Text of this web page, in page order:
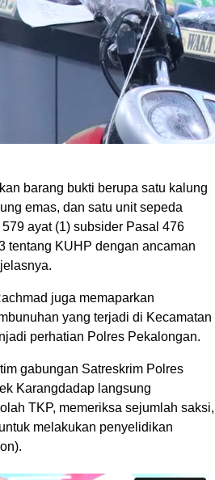
barang bukti berupa satu kalung
emas, dan satu unit sepeda
ayat (1) subsider Pasal 476
tentang KUHP dengan ancaman
juga memaparkan
yang terjadi di Kecamatan
perhatian Polres Pekalongan.
gabungan Satreskrim Polres
Karangdadap langsung
TKP, memeriksa sejumlah saksi,
melakukan penyelidikan